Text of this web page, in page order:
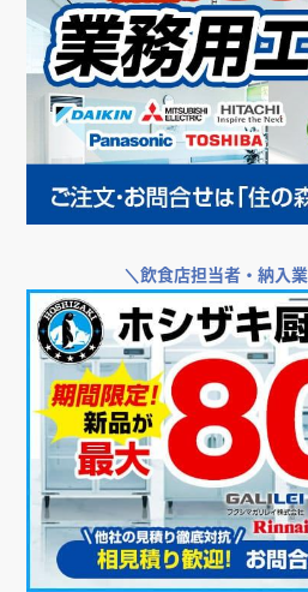
＼飲食店担当者・納入